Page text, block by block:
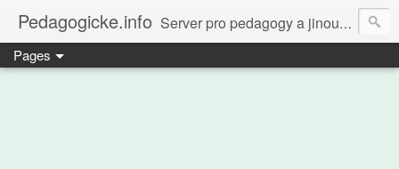
Pedagogicke.info Server pro pedagogy a jinou zvířenu
Pages